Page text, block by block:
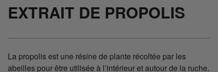
EXTRAIT DE PROPOLIS
La propolis est une résine de plante récoltée par les
abeilles pour être utilisée à l’intérieur et autour de la ruche.